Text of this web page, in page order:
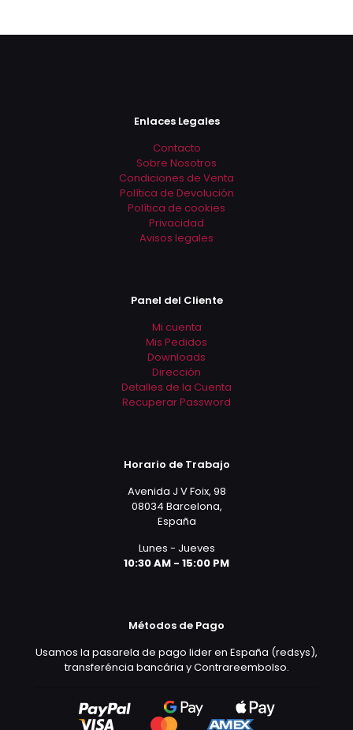
Enlaces Legales
Contacto
Sobre Nosotros
Condiciones de Venta
Política de Devolución
Política de cookies
Privacidad
Avisos legales
Panel del Cliente
Mi cuenta
Mis Pedidos
Downloads
Dirección
Detalles de la Cuenta
Recuperar Password
Horario de Trabajo
Avenida J V Foix, 98
08034 Barcelona,
España
Lunes - Jueves
10:30 AM - 15:00 PM
Métodos de Pago
Usamos la pasarela de pago lider en España (redsys),
transferéncia bancária y Contrareembolso.